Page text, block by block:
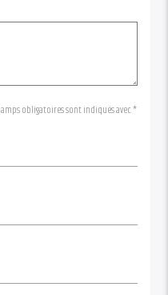
obligatoires sont indiqués avec *